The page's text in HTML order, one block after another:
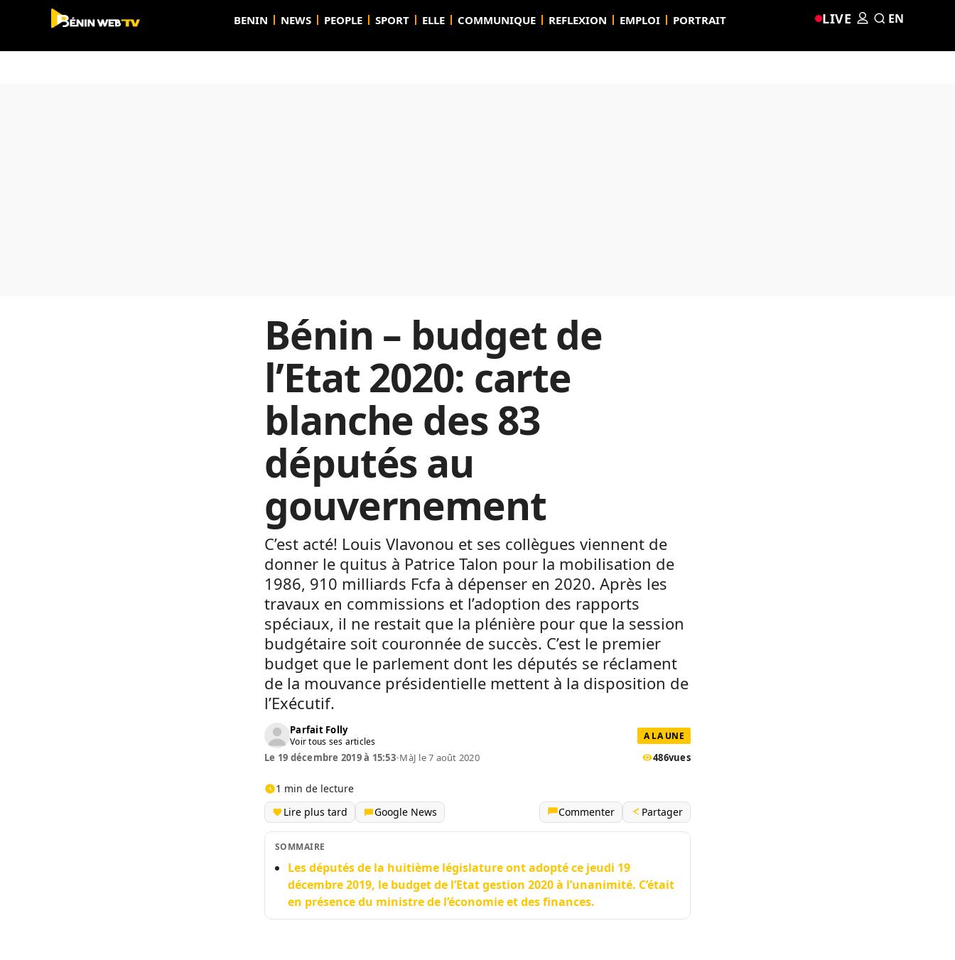
BENIN NEWS PEOPLE SPORT ELLE COMMUNIQUE REFLEXION EMPLOI PORTRAIT LIVE EN
Bénin – budget de
l’Etat 2020: carte
blanche des 83
députés au
gouvernement
C’est acté! Louis Vlavonou et ses collègues viennent de
donner le quitus à Patrice Talon pour la mobilisation de
1986, 910 milliards Fcfa à dépenser en 2020. Après les
travaux en commissions et l’adoption des rapports
spéciaux, il ne restait que la plénière pour que la session
budgétaire soit couronnée de succès. C’est le premier
budget que le parlement dont les députés se réclament
de la mouvance présidentielle mettent à la disposition de
l’Exécutif.
Parfait Folly
Voir tous ses articles A LA UNE
Le 19 décembre 2019 à 15:53•MàJ le 7 août 2020 486vues
1 min de lecture
Lire plus tard
Google News Commenter Partager
SOMMAIRE
Les députés de la huitième législature ont adopté ce jeudi 19
décembre 2019, le budget de l’Etat gestion 2020 à l’unanimité. C’était
en présence du ministre de l’économie et des finances.